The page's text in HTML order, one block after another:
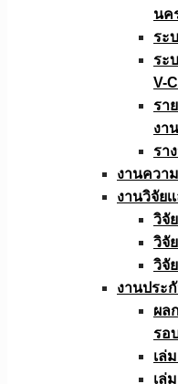
นค
ระ
ระ
V-
รา
งา
รา
งานควา
งานวิจัย
วิจั
วิจั
วิจั
งานประ
ผล
รอ
เล่
เล่